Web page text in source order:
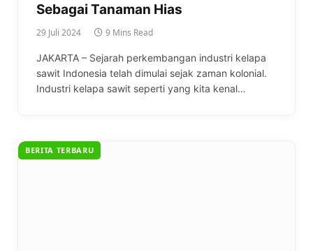
Sebagai Tanaman Hias
29 Juli 2024 9 Mins Read
JAKARTA – Sejarah perkembangan industri kelapa
sawit Indonesia telah dimulai sejak zaman kolonial.
Industri kelapa sawit seperti yang kita kenal…
BERITA TERBARU